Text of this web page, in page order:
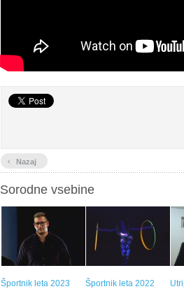
‹ Nazaj
Sorodne vsebine
Športnik leta 2023 Športnik leta 2022